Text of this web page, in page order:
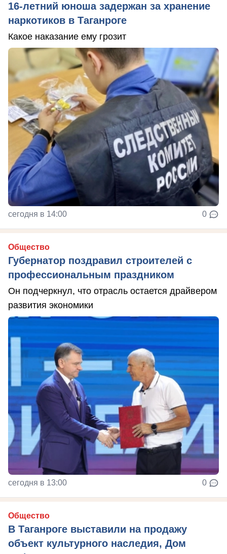
16-летний юноша задержан за хранение
наркотиков в Таганроге
Какое наказание ему грозит
сегодня в 14:00 0
Общество
Губернатор поздравил строителей с
профессиональным праздником
Он подчеркнул, что отрасль остается драйвером
развития экономики
сегодня в 13:00 0
Общество
В Таганроге выставили на продажу
объект культурного наследия, Дом